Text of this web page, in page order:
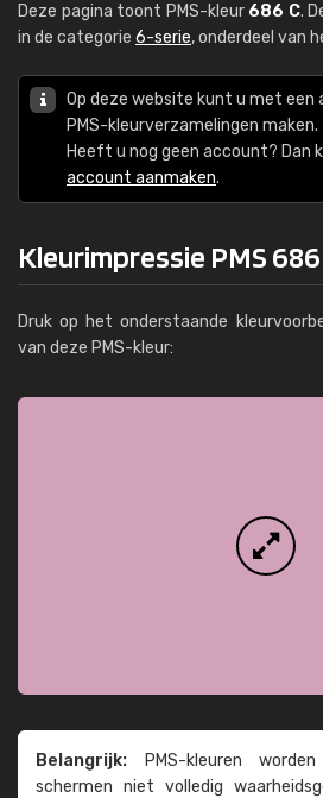
Deze pagina toont PMS-kleur 686 C.
in de categorie 6-serie, onderdeel van
Op deze website kunt u met een
PMS-kleurverzamelingen maken.
Heeft u nog geen account? Dan
account aanmaken.
Kleurimpressie PMS 686
Druk op het onderstaande
van deze PMS-kleur:
Belangrijk: PMS-kleuren
schermen niet volledig